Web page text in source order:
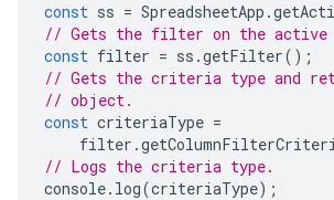
const ss = SpreadsheetApp .
// Gets the filter on the active
const filter = ss .getFilter();
// Gets the criteria type and
// object.
const criteriaType =
filter .
// Logs the criteria type.
console. log(criteriaType);